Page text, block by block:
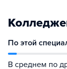
По этой
В среднем по